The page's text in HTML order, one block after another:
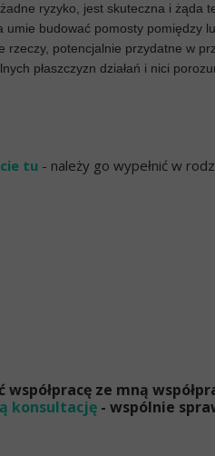
ryzyko, jest skuteczna i żąda
budować pomosty pomiędzy
potencjalnie przydatne w
płaszczyzn działań i nici
tu - należy go wypełnić w
ze mną
konsultację - wspólnie